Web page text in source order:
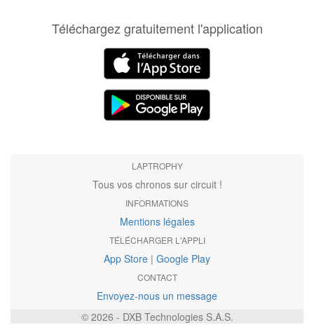
Téléchargez gratuitement l'application
LAPTROPHY
Tous vos chronos sur circuit !
INFORMATIONS
Mentions légales
TÉLÉCHARGER L'APPLI
App Store | Google Play
CONTACT
Envoyez-nous un message
© 2026 - DXB Technologies S.A.S.